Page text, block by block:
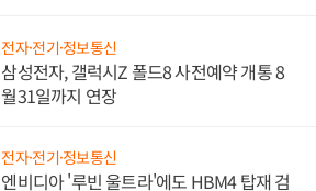
전자·전기·정보통신
삼성전자, 갤럭시Z 폴드8 사전예약 개통 8
월31일까지 연장
전자·전기·정보통신
엔비디아 '루빈 울트라'에도 HBM4 탑재 검